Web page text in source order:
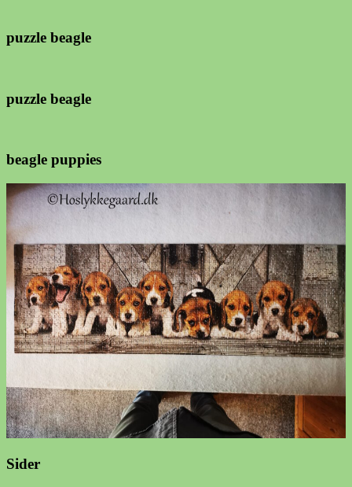
puzzle beagle
puzzle beagle
beagle puppies
Sider